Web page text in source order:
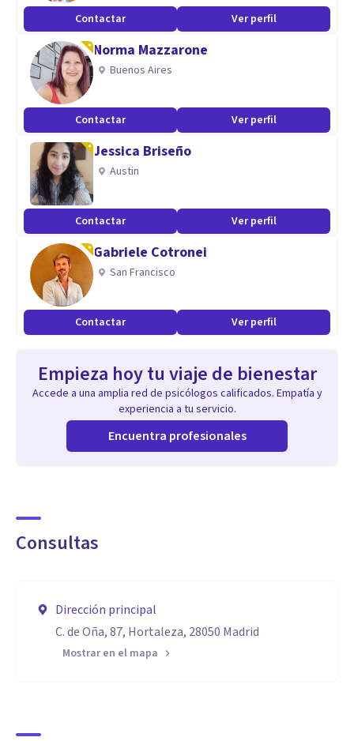
Contactar Ver perfil
Norma Mazzarone
Buenos Aires
Contactar Ver perfil
Jessica Briseño
Austin
Contactar Ver perfil
Gabriele Cotronei
San Francisco
Contactar Ver perfil
Empieza hoy tu viaje de bienestar
Accede a una amplia red de psicólogos calificados. Empatía y
experiencia a tu servicio.
Encuentra profesionales
Consultas
Dirección principal
C. de Oña, 87, Hortaleza, 28050 Madrid
Mostrar en el mapa